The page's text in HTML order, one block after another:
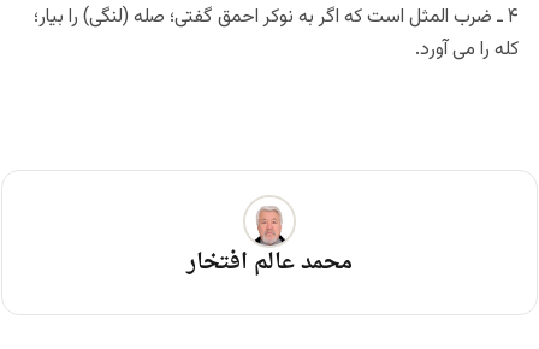
۴ ـ ضرب المثل است که اگر به نوکر احمق گفتی؛ صله (لنگی) را بیار؛
کله را می آورد.
محمد عالم افتخار